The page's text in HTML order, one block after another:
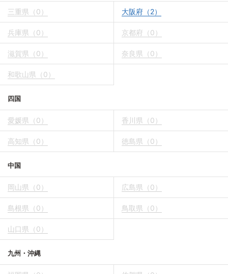
三重県（0） 大阪府（2）
兵庫県（0） 京都府（0）
滋賀県（0） 奈良県（0）
和歌山県（0）
四国
愛媛県（0） 香川県（0）
高知県（0） 徳島県（0）
中国
岡山県（0） 広島県（0）
島根県（0） 鳥取県（0）
山口県（0）
九州・沖縄